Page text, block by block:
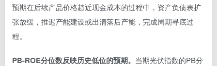
预期在后续产品价格趋近现金成本的过程中，资产负债表扩
张放缓，推迟产能建设或出清落后产能，完成周期寻底过
程。
PB-ROE分位数反映历史低位的预期。 当期光伏指数的PB分